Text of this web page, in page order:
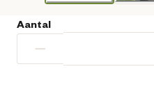
Aantal
−